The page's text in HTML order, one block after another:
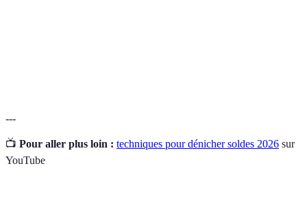
---
📺 Pour aller plus loin : techniques pour dénicher soldes 2026 sur
YouTube